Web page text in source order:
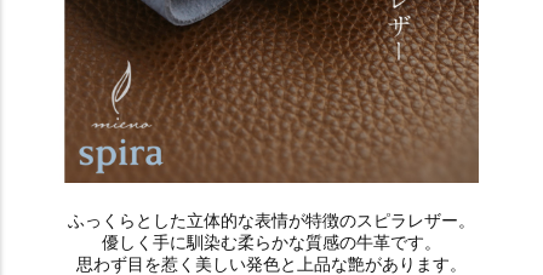
ふっくらとした立体的な表情が特徴のスピラレザー。
優しく手に馴染む柔らかな質感の牛革です。
思わず目を惹く美しい発色と上品な艶があります。